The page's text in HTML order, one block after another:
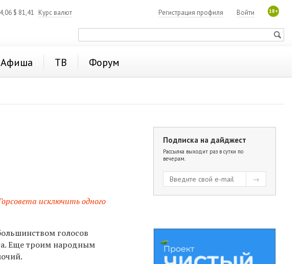
$ 81,41 Курс валют 18+
Войти
Регистрация профиля
Афиша ТВ Форум
исключить одного
голосов
Еще троим народным
Подписка на дайджест
Рассылка выходит раз в сутки по
вечерам.